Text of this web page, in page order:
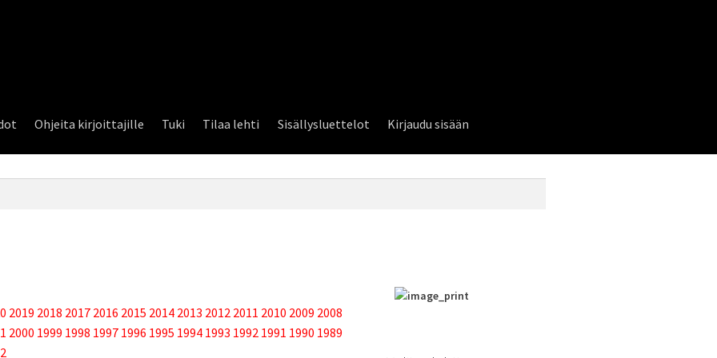
Ohjeita kirjoittajille Tuki Tilaa lehti Sisällysluettelot Kirjaudu sisään
2019 2018 2017 2016 2015 2014 2013 2012 2011 2010 2009 2008
2000 1999 1998 1997 1996 1995 1994 1993 1992 1991 1990 1989